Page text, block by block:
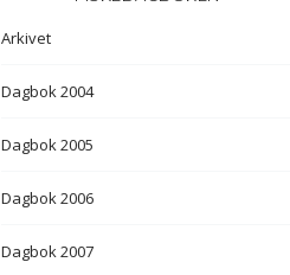
Arkivet
Dagbok 2004
Dagbok 2005
Dagbok 2006
Dagbok 2007